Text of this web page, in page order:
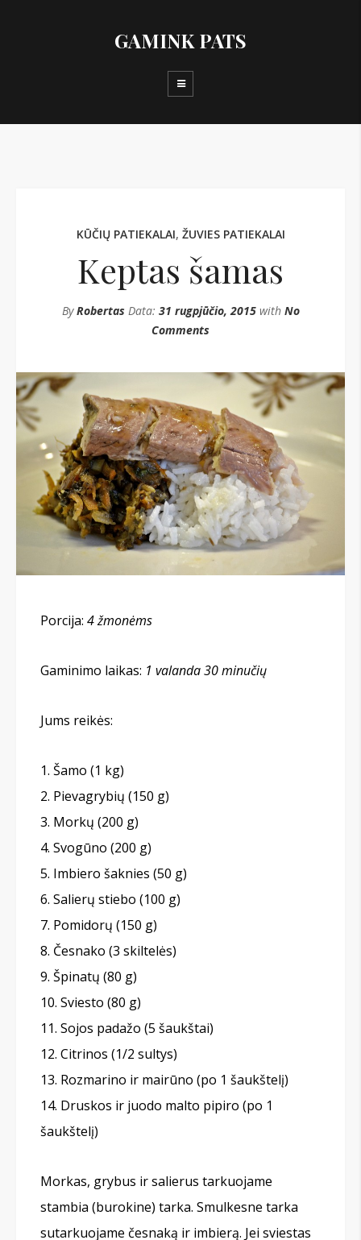
GAMINK PATS
KŪČIŲ PATIEKALAI, ŽUVIES PATIEKALAI
Keptas šamas
ByRobertas Data: 31 rugpjūčio, 2015with No
Comments
Porcija: 4 žmonėms
Gaminimo laikas: 1 valanda 30 minučių
Jums reikės:
Šamo (1 kg)
Pievagrybių (150 g)
Morkų (200 g)
Svogūno (200 g)
Imbiero šaknies (50 g)
Salierų stiebo (100 g)
Pomidorų (150 g)
Česnako (3 skiltelės)
Špinatų (80 g)
Sviesto (80 g)
Sojos padažo (5 šaukštai)
Citrinos (1/2 sultys)
Rozmarino ir mairūno (po 1 šaukštelį)
Druskos ir juodo malto pipiro (po 1
šaukštelį)
Morkas, grybus ir salierus tarkuojame
stambia (burokine) tarka. Smulkesne tarka
sutarkuojame česnaką ir imbierą. Jei sviestas